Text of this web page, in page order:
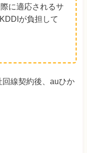
に適応されるサ
が負担して
回線契約後、auひか